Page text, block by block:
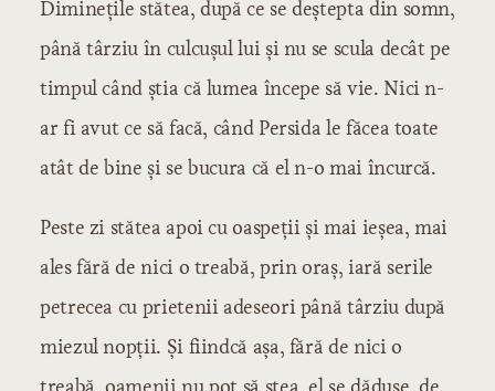
Diminețile stătea, după ce se deștepta din somn,
până târziu în culcușul lui și nu se scula decât pe
timpul când știa că lumea începe să vie. Nici n-
ar fi avut ce să facă, când Persida le făcea toate
atât de bine și se bucura că el n-o mai încurcă.
Peste zi stătea apoi cu oaspeții și mai ieșea, mai
ales fără de nici o treabă, prin oraș, iară serile
petrecea cu prietenii adeseori până târziu după
miezul nopții. Și fiindcă așa, fără de nici o
treabă, oamenii nu pot să stea, el se dăduse, de